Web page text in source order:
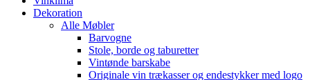
Dekoration
Alle Møbler
Barvogne
Stole, borde og taburetter
Vintønde barskabe
Originale vin trækasser og endestykker med logo